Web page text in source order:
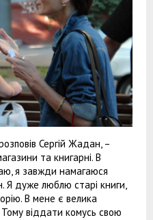
Сергій Жадан, –
та книгарні. В
я завжди намагаюся
Я дуже люблю старі книги,
В мене є велика
Тому віддати комусь свою